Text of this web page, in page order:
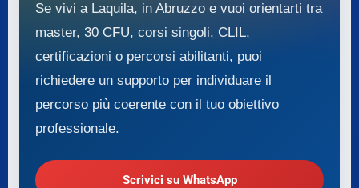
Se vivi a Laquila, in Abruzzo e vuoi orientarti tra
master, 30 CFU, corsi singoli, CLIL,
certificazioni o percorsi abilitanti, puoi
richiedere un supporto per individuare il
percorso più coerente con il tuo obiettivo
professionale.
Scrivici su WhatsApp